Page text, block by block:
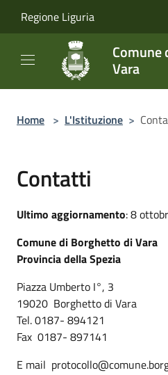
Regione Liguria
Comune
Vara
Home > L'Istituzione >
Contatti
Ultimo aggiornamento: 8
Comune di Borghetto di Vara
Provincia della Spezia
Piazza Umberto I°, 3
19020 Borghetto di Vara
Tel. 0187- 894121
Fax 0187- 897141
E mail